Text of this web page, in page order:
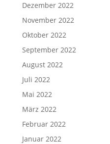
Dezember 2022
November 2022
Oktober 2022
September 2022
August 2022
Juli 2022
Mai 2022
März 2022
Februar 2022
Januar 2022